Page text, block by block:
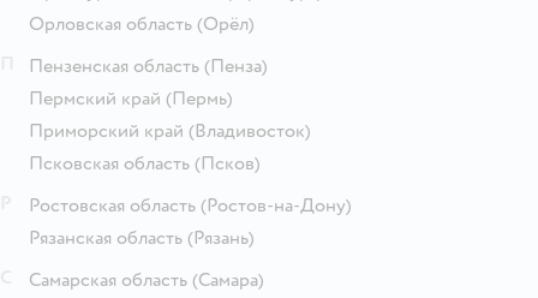
Орловская область (Орёл)
Пензенская область (Пенза)
Пермский край (Пермь)
Приморский край (Владивосток)
Псковская область (Псков)
Ростовская область (Ростов-на-Дону)
Рязанская область (Рязань)
Самарская область (Самара)